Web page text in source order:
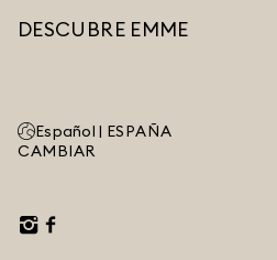
DESCUBRE EMME
Español | ESPAÑA
CAMBIAR